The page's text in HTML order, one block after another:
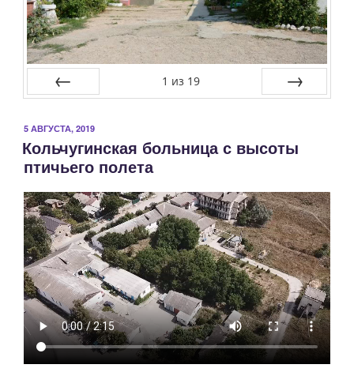
1 из 19
ОПУБЛИКОВАНО
5 АВГУСТА, 2019
Кольчугинская больница с высоты
птичьего полета